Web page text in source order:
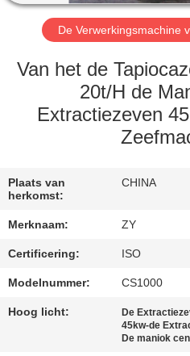
FABRIEKSREIS
CONTACTEER
NIEUWS
VERZOEK
OM EEN
CITAAT
De Verwerkingsmachine
Van het de
20t/H de
Extractiezeven
Plaats van
herkomst:
CHINA
Merknaam: ZY
Certificering: ISO
Modelnummer: CS1000
Hoog licht: De
45kw-de
De maniok